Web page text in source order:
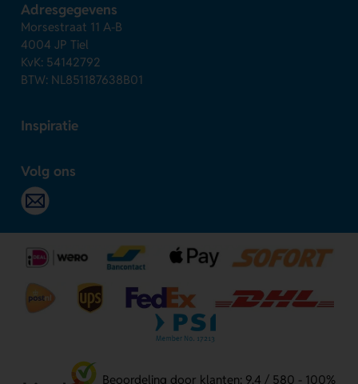
Adresgegevens
Morsestraat 11 A-B
4004 JP Tiel
KvK: 54142792
BTW: NL851187638B01
Inspiratie
Volg ons
Beoordeling door klanten: 9.4 / 580 - 100%